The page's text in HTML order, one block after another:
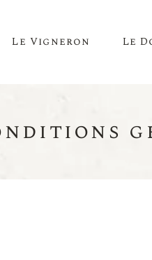
Le Vigneron Le